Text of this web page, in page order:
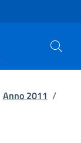
Anno 2011 /